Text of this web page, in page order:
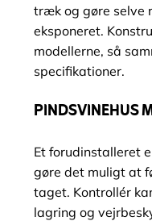
træk og gøre selve
eksponeret.
modellerne, så
specifikationer.
PINDSVINEHUS
Et forudinstalleret
gøre det muligt at
taget. Kontrollér
lagring og